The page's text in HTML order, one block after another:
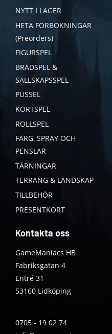
NYTT I LAGER
HETA FÖRBOKNINGAR
(Preorders)
FIGURSPEL
BRÄDSPEL &
SÄLLSKAPSSPEL
PUSSEL
KORTSPEL
ROLLSPEL
FÄRG, SPRAY OCH
PENSLAR
TÄRNINGAR
TERRÄNG & LANDSKAP
TILLBEHÖR
PRESENTKORT
Kontakta oss
GameManiacs HB
Fabriksgatan 4
Entré 31
53160 Lidköping
0705 - 19 02 74